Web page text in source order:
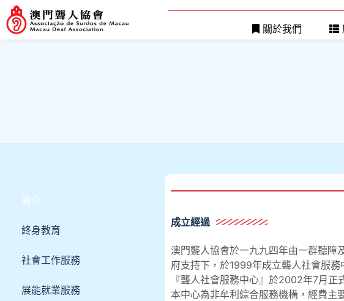
關於我們
簡介
終身教育
社會工作服務
展能就業服務
成立經過
澳門聾人協會於一九九四年由一群聽障
府支持下，於1999年成立聾人社會服
『聾人社會服務中心』於2002年7月正
本中心為非牟利綜合服務機構，經費主